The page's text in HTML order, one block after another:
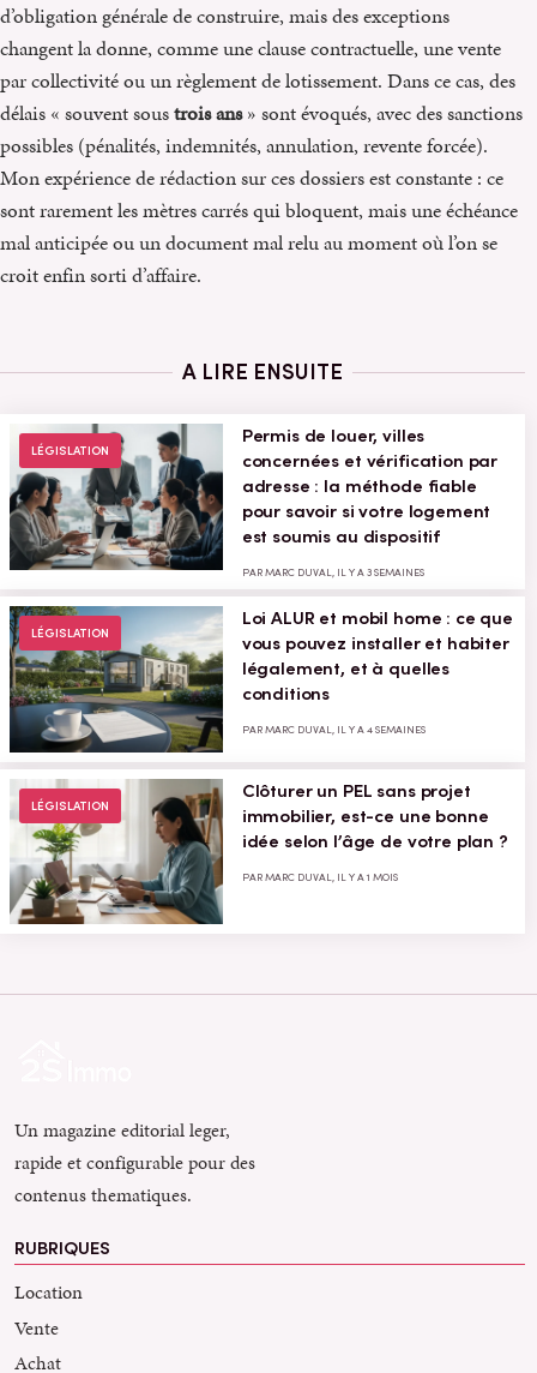
d’obligation générale de construire, mais des exceptions
changent la donne, comme une clause contractuelle, une vente
par collectivité ou un règlement de lotissement. Dans ce cas, des
délais « souvent soustrois ans» sont évoqués, avec des sanctions
possibles (pénalités, indemnités, annulation, revente forcée).
Mon expérience de rédaction sur ces dossiers est constante : ce
sont rarement les mètres carrés qui bloquent, mais une échéance
mal anticipée ou un document mal relu au moment où l’on se
croit enfin sorti d’affaire.
A LIRE ENSUITE
LÉGISLATION
Permis de louer, villes
concernées et vérification par
adresse : la méthode fiable
pour savoir si votre logement
est soumis au dispositif
PAR MARC DUVAL, IL Y A 3 SEMAINES
LÉGISLATION
Loi ALUR et mobil home : ce que
vous pouvez installer et habiter
légalement, et à quelles
conditions
PAR MARC DUVAL, IL Y A 4 SEMAINES
LÉGISLATION
Clôturer un PEL sans projet
immobilier, est-ce une bonne
idée selon l’âge de votre plan ?
PAR MARC DUVAL, IL Y A 1 MOIS
Un magazine editorial leger,
rapide et configurable pour des
contenus thematiques.
RUBRIQUES
Location
Vente
Achat